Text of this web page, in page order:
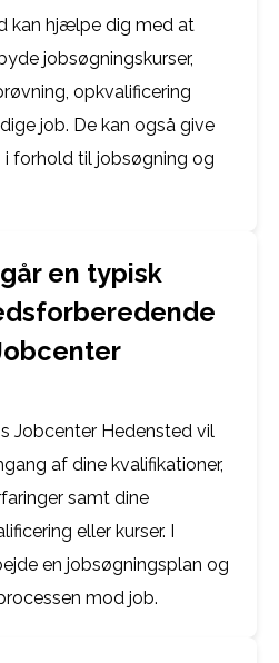
kan hjælpe dig med at
jobsøgningskurser,
opkvalificering
job. De kan også give
forhold til jobsøgning og
en typisk
Jobcenter Hedensted vil
af dine kvalifikationer,
samt dine
eller kurser. I
en jobsøgningsplan og
mod job.